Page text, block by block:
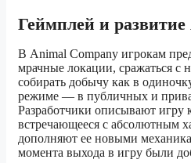
Геймплей и
В Animal Company игрокам
мрачные локации, сражаться
собирать добычу как в
режиме — в публичных и
Разработчики описывают игру
встречающееся с абсолютным
дополняют ее новыми
момента выхода в игру были